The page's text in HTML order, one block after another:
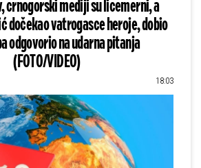
crnogorski mediji su licemerni, a
dočekao vatrogasce heroje, dobio
odgovorio na udarna pitanja
(FOTO/VIDEO)
18:03